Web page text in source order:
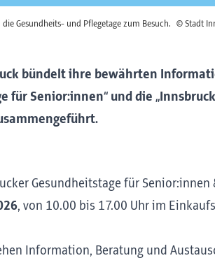
Gesundheits- und Pflegetage zum Besuch. © Stadt
bündelt ihre bewährten
für Senior:innen“ und die
Gesundheitstage für
, von 10.00 bis 17.00 Uhr im
Information, Beratung und